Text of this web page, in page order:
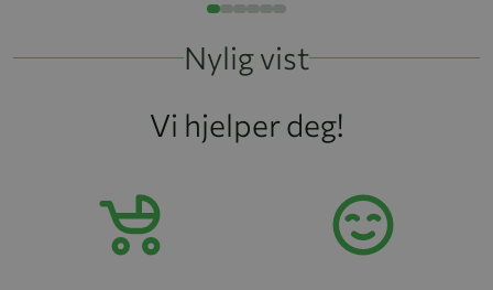
Nylig vist
Vi hjelper deg!